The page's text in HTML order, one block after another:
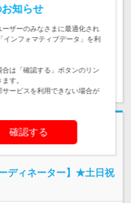
気になる
代入社】★未経験でも月給
ディネーター】★土日祝
知らせ
ザーのみなさまに最適化され
ンフォマティブデータ」を利
は「確認する」ボタンのリン
す。
ービスを利用できない場合が
確認する